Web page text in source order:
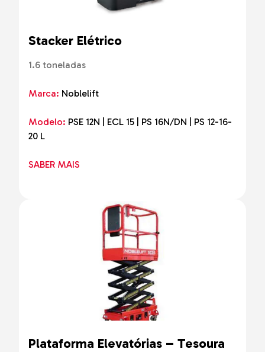
Stacker Elétrico
1.6 toneladas
Marca: Noblelift
Modelo: PSE 12N | ECL 15 | PS 16N/DN | PS 12-16-
20 L
SABER MAIS
Plataforma Elevatórias – Tesoura